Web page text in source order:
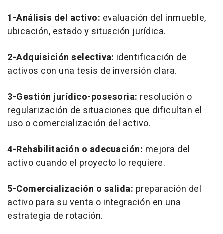
1-Análisis del activo: evaluación del inmueble,
ubicación, estado y situación jurídica.
2-Adquisición selectiva: identificación de
activos con una tesis de inversión clara.
3-Gestión jurídico-posesoria: resolución o
regularización de situaciones que dificultan el
uso o comercialización del activo.
4-Rehabilitación o adecuación: mejora del
activo cuando el proyecto lo requiere.
5-Comercialización o salida: preparación del
activo para su venta o integración en una
estrategia de rotación.